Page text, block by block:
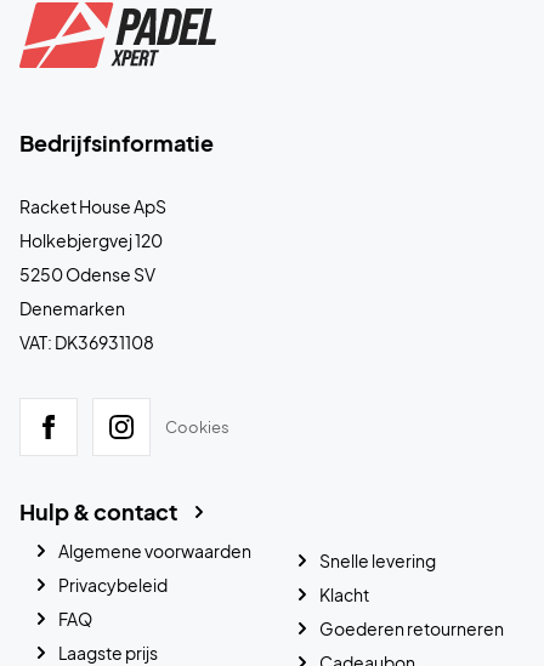
Bedrijfsinformatie
Racket House ApS
Holkebjergvej 120
5250 Odense SV
Denemarken
VAT: DK36931108
Cookies
Hulp & contact
Algemene voorwaarden
Privacybeleid
FAQ
Laagste prijs
Snelle levering
Klacht
Goederen retourneren